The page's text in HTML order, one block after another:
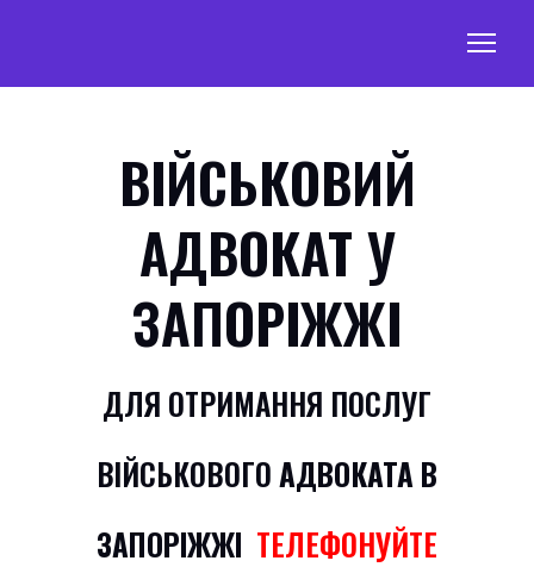
ВІЙСЬКОВИЙ
АДВОКАТ У
ЗАПОРІЖЖІ
ДЛЯ ОТРИМАННЯ ПОСЛУГ
ВІЙСЬКОВОГОАДВОКАТА В
ЗАПОРІЖЖІ ТЕЛЕФОНУЙТЕ